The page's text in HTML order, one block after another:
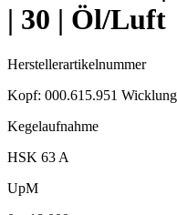
| 30 | Öl/Luft
Herstellerartikelnummer
Kopf: 000.615.951
Kegelaufnahme
HSK 63 A
UpM